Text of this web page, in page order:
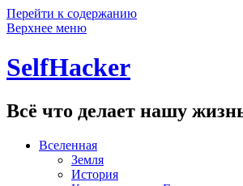
Перейти к содержанию
Верхнее меню
SelfHacker
Всё что делает нашу
Вселенная
Земля
История